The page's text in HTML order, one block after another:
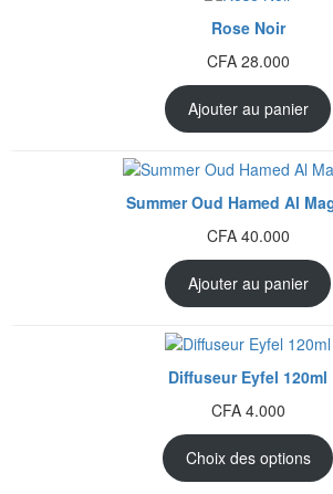
Rose Noir
CFA28.000
Ajouter au panier
Summer Oud Hamed Al
CFA40.000
Ajouter au panier
Diffuseur Eyfel 120ml
CFA4.000
Choix des options